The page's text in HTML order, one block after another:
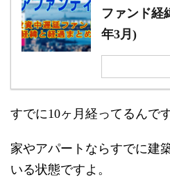
ファンド経
年3月)
すでに10ヶ月経ってるんで
家やアパートならすでに建
いる状態ですよ。